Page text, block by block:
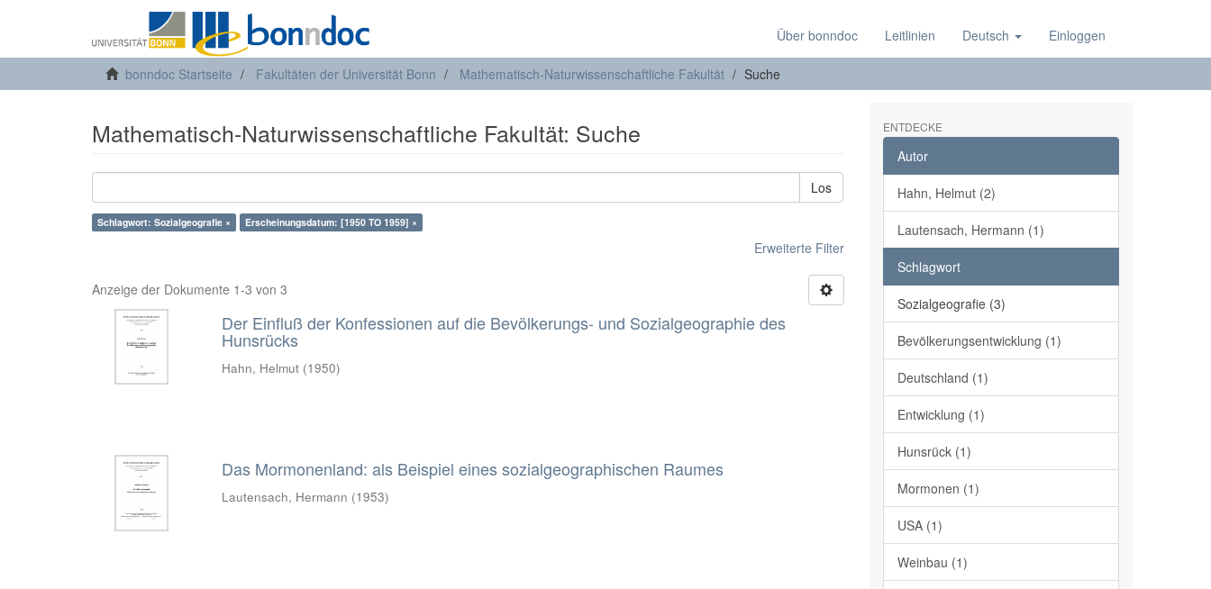
Über bonndoc Leitlinien Deutsch Einloggen
bonndoc Startseite Fakultäten der Universität Bonn Mathematisch-Naturwissenschaftliche Fakultät Suche
Mathematisch-Naturwissenschaftliche Fakultät: Suche
Los
Schlagwort: Sozialgeografie × Erscheinungsdatum: [1950 TO 1959] ×
Erweiterte Filter
Anzeige der Dokumente 1-3 von 3
Der Einfluß der Konfessionen auf die Bevölkerungs- und Sozialgeographie des
Hunsrücks
Hahn, Helmut (1950)
Das Mormonenland: als Beispiel eines sozialgeographischen Raumes
Lautensach, Hermann (1953)
ENTDECKE
Autor
Hahn, Helmut (2)
Lautensach, Hermann (1)
Schlagwort
Sozialgeografie (3)
Bevölkerungsentwicklung (1)
Deutschland (1)
Entwicklung (1)
Hunsrück (1)
Mormonen (1)
USA (1)
Weinbau (1)